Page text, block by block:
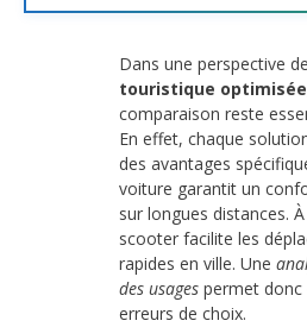
Dans une perspective de
touristique optimisée
comparaison reste
En effet, chaque
des avantages
voiture garantit un
sur longues distances. À
scooter facilite les
rapides en ville. Une
des usages permet donc
erreurs de choix.